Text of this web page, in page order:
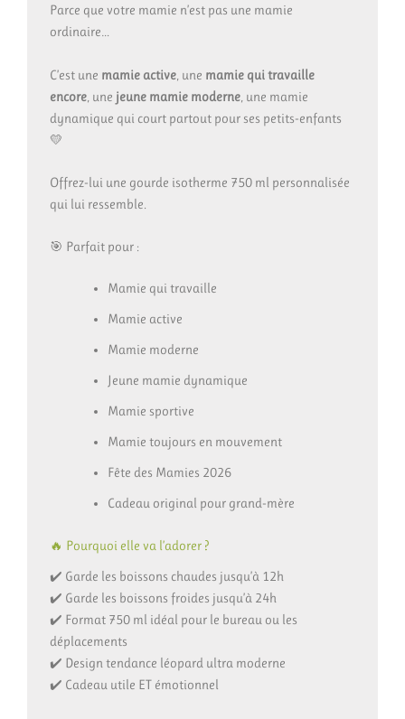
Parce que votre mamie n’est pas une mamie
ordinaire…
C’est une mamie active, une mamie qui travaille
encore, une jeune mamie moderne, une mamie
dynamique qui court partout pour ses petits-enfants
💛
Offrez-lui une gourde isotherme 750 ml personnalisée
qui lui ressemble.
🎯 Parfait pour :
Mamie qui travaille
Mamie active
Mamie moderne
Jeune mamie dynamique
Mamie sportive
Mamie toujours en mouvement
Fête des Mamies 2026
Cadeau original pour grand-mère
🔥 Pourquoi elle va l’adorer ?
✔️ Garde les boissons chaudes jusqu’à 12h
✔️ Garde les boissons froides jusqu’à 24h
✔️ Format 750 ml idéal pour le bureau ou les
déplacements
✔️ Design tendance léopard ultra moderne
✔️ Cadeau utile ET émotionnel